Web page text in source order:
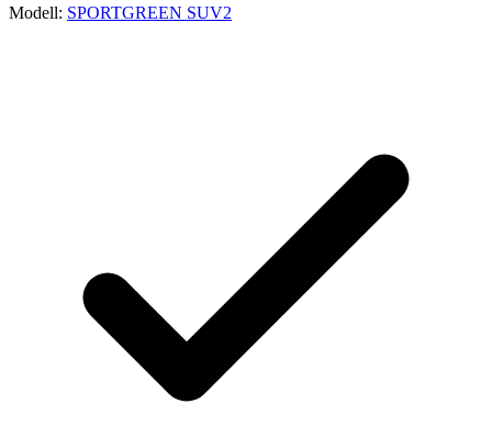
Modell: SPORTGREEN SUV2